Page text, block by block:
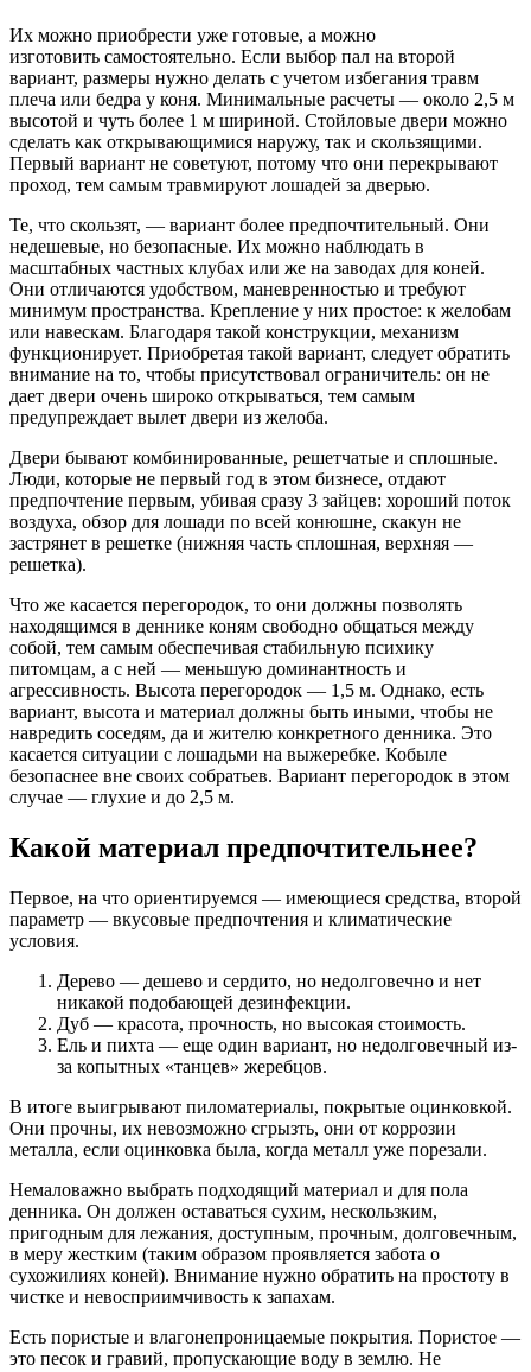
Их можно приобрести уже готовые, а можно
изготовить самостоятельно. Если выбор пал на второй
вариант, размеры нужно делать с учетом избегания травм
плеча или бедра у коня. Минимальные расчеты — около 2,5 м
высотой и чуть более 1 м шириной. Стойловые двери можно
сделать как открывающимися наружу, так и скользящими.
Первый вариант не советуют, потому что они перекрывают
проход, тем самым травмируют лошадей за дверью.
Те, что скользят, — вариант более предпочтительный. Они
недешевые, но безопасные. Их можно наблюдать в
масштабных частных клубах или же на заводах для коней.
Они отличаются удобством, маневренностью и требуют
минимум пространства. Крепление у них простое: к желобам
или навескам. Благодаря такой конструкции, механизм
функционирует. Приобретая такой вариант, следует обратить
внимание на то, чтобы присутствовал ограничитель: он не
дает двери очень широко открываться, тем самым
предупреждает вылет двери из желоба.
Двери бывают комбинированные, решетчатые и сплошные.
Люди, которые не первый год в этом бизнесе, отдают
предпочтение первым, убивая сразу 3 зайцев: хороший поток
воздуха, обзор для лошади по всей конюшне, скакун не
застрянет в решетке (нижняя часть сплошная, верхняя —
решетка).
Что же касается перегородок, то они должны позволять
находящимся в деннике коням свободно общаться между
собой, тем самым обеспечивая стабильную психику
питомцам, а с ней — меньшую доминантность и
агрессивность. Высота перегородок — 1,5 м. Однако, есть
вариант, высота и материал должны быть иными, чтобы не
навредить соседям, да и жителю конкретного денника. Это
касается ситуации с лошадьми на выжеребке. Кобыле
безопаснее вне своих собратьев. Вариант перегородок в этом
случае — глухие и до 2,5 м.
Какой материал предпочтительнее?
Первое, на что ориентируемся — имеющиеся средства, второй
параметр — вкусовые предпочтения и климатические
условия.
Дерево — дешево и сердито, но недолговечно и нет
никакой подобающей дезинфекции.
Дуб — красота, прочность, но высокая стоимость.
Ель и пихта — еще один вариант, но недолговечный из-
за копытных «танцев» жеребцов.
В итоге выигрывают пиломатериалы, покрытые оцинковкой.
Они прочны, их невозможно сгрызть, они от коррозии
металла, если оцинковка была, когда металл уже порезали.
Немаловажно выбрать подходящий материал и для пола
денника. Он должен оставаться сухим, нескользким,
пригодным для лежания, доступным, прочным, долговечным,
в меру жестким (таким образом проявляется забота о
сухожилиях коней). Внимание нужно обратить на простоту в
чистке и невосприимчивость к запахам.
Есть пористые и влагонепроницаемые покрытия. Пористое —
это песок и гравий, пропускающие воду в землю. Не